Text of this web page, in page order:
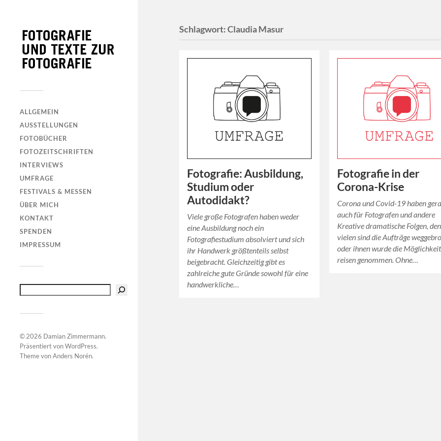
ALLGEMEIN
AUSSTELLUNGEN
FOTOBÜCHER
FOTOZEITSCHRIFTEN
INTERVIEWS
UMFRAGE
FESTIVALS & MESSEN
ÜBER MICH
KONTAKT
SPENDEN
IMPRESSUM
© 2026 Damian Zimmermann.
Präsentiert vonWordPress.
Theme vonAnders Norén.
Schlagwort:Claudia Masur
Fotografie: Ausbildung,
Studium oder
Autodidakt?
Viele große Fotografen haben weder
eine Ausbildung noch ein
Fotografiestudium absolviert und sich
ihr Handwerk größtenteils selbst
beigebracht. Gleichzeitig gibt es
zahlreiche gute Gründe sowohl für eine
handwerkliche…
Fotografie in der
Corona-Krise
Corona und Covid-19 haben
auch für Fotografen und andere
Kreative dramatische Folgen,
vielen sind die Aufträge
oder ihnen wurde die
reisen genommen. Ohne…